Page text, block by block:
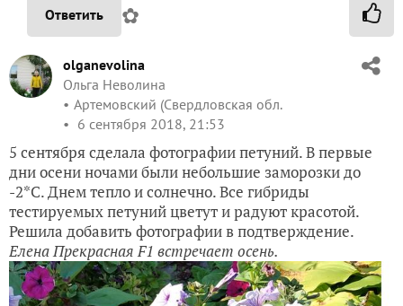
Ответить ✿
olganevolina
Ольга Неволина
Артемовский (Свердловская обл.
6 сентября 2018, 21:53
5 сентября сделала фотографии петуний. В первые
дни осени ночами были небольшие заморозки до
-2*С. Днем тепло и солнечно. Все гибриды
тестируемых петуний цветут и радуют красотой.
Решила добавить фотографии в подтверждение.
Елена Прекрасная F1 встречает осень.